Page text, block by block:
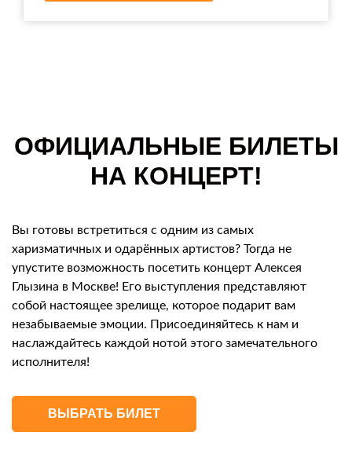
ОФИЦИАЛЬНЫЕ БИЛЕТЫ
НА КОНЦЕРТ!
Вы готовы встретиться с одним из самых
харизматичных и одарённых артистов? Тогда не
упустите возможность посетить концерт Алексея
Глызина в Москве! Его выступления представляют
собой настоящее зрелище, которое подарит вам
незабываемые эмоции. Присоединяйтесь к нам и
наслаждайтесь каждой нотой этого замечательного
исполнителя!
ВЫБРАТЬ БИЛЕТ